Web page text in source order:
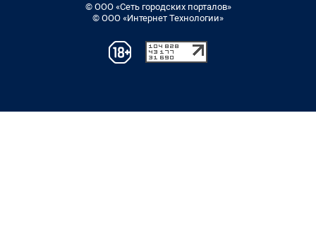
© ООО «Сеть городских порталов»
© ООО «Интернет Технологии»